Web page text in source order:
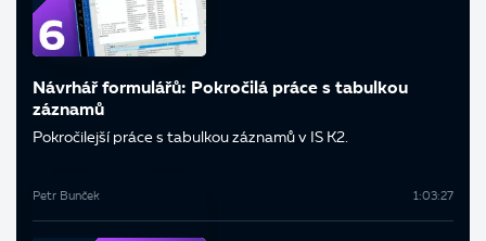
Návrhář formulářů: Pokročilá práce s tabulkou
záznamů
Pokročilejší práce s tabulkou záznamů v IS K2.
Petr Bunček 1:03:27